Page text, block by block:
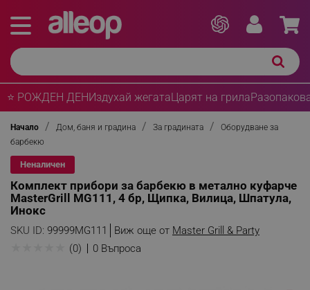
⭐ РОЖДЕН ДЕНИздухай жегатаЦарят на грила
Начало Дом, баня и градина За градината
Оборудване за
барбекю
Неналичен
Комплект прибори за барбекю в метално куфарче
MasterGrill MG111, 4 бр, Щипка, Вилица, Шпатула,
Инокс
SKU ID: 99999MG111 Виж още от Master Grill & Party
(0) 0 Въпроса